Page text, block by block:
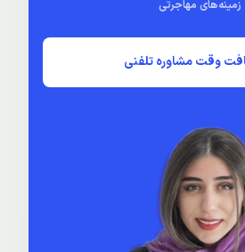
زمینه‌های مهاجرتی
وقت مشاوره تلفنی